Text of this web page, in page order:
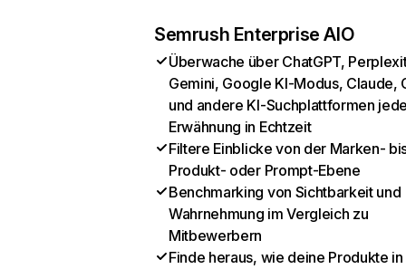
Semrush Enterprise AIO
Überwache über ChatGPT,
Gemini, Google KI-Modus, Claude,
und andere KI-Suchplattformen
Erwähnung in Echtzeit
Filtere Einblicke von der Marken-
Produkt- oder Prompt-Ebene
Benchmarking von Sichtbarkeit und
Wahrnehmung im Vergleich zu
Mitbewerbern
Finde heraus, wie deine Produkte in